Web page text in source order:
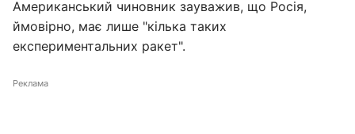
Американський чиновник зауважив, що Росія,
ймовірно, має лише "кілька таких
експериментальних ракет".
Реклама